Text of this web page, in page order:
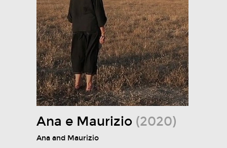
Ana e Maurizio (2020)
Ana and Maurizio